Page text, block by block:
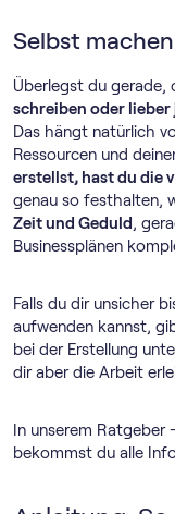
Selbst
Überlegst du gerade,
schreiben oder
Das hängt natürlich
Ressourcen und
erstellst, hast du die
genau so festhalten,
Zeit und Geduld,
Businessplänen
Falls du dir unsicher
aufwenden kannst,
bei der Erstellung
dir aber die Arbeit
In unserem Ratgeber
bekommst du alle